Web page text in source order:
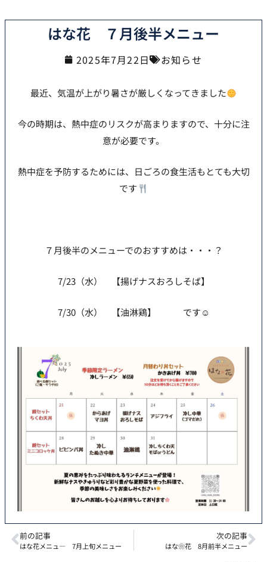
はな花 ７月後半メニュー
2025年7月22日 お知らせ
最近、気温が上がり暑さが厳しくなってきました
今の時期は、熱中症のリスクが高まりますので、十分に注
意が必要です。
熱中症を予防するためには、日ごろの食生活もとても大切
です
７月後半のメニューでのおすすめは・・・？
7/23（水） 【揚げナスおろしそば】
7/30（水） 【油淋鶏】 です☺
前の記事
はな花メニュ― 7月上旬メニュー
次の記事
はな❀花 8月前半メニュー